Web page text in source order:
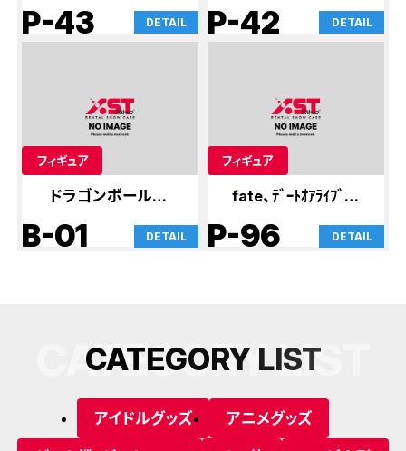
ィギュア
P-43 DETAIL
ア
P-42 DETAIL
フィギュア
ドラゴンボール他フ
ィギュア
B-01 DETAIL
フィギュア
fate、ﾃﾞｰﾄｵｱﾗｲﾌﾞ、ソ
ードア
P-96 DETAIL
CATEGORY LIST
CATEGORY LIST
アイドルグッズ アニメグッズ